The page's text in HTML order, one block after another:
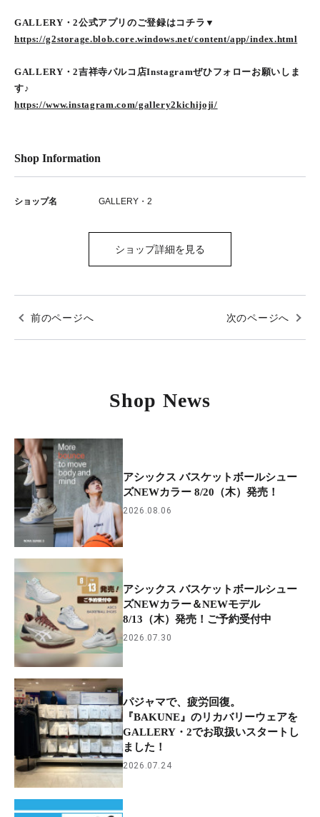
GALLERY・2公式アプリのご登録はコチラ▼
https://g2storage.blob.core.windows.net/content/app/index.html
GALLERY・2吉祥寺パルコ店Instagramぜひフォローお願いしま
す♪
https://www.instagram.com/gallery2kichijoji/
Shop Information
ショップ名 GALLERY・2
ショップ詳細を見る
前のページへ 次のページへ
Shop News
アシックス バスケットボールシュー
ズNEWカラー 8/20（木）発売！
2026.08.06
アシックス バスケットボールシュー
ズNEWカラー＆NEWモデル
8/13（木）発売！ご予約受付中
2026.07.30
パジャマで、疲労回復。
『BAKUNE』のリカバリーウェアを
GALLERY・2でお取扱いスタートし
ました！
2026.07.24